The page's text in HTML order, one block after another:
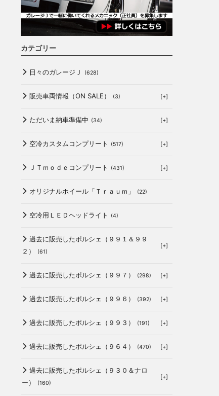
カテゴリー
日々のガレージＪ (628)
販売車両情報（ON SALE） (3) [+]
ただいま納車準備中 (34) [+]
空冷カスタムコンプリート (517) [+]
ＪＴｍｏｄｅコンプリート (431) [+]
オリジナルホイール「Ｔｒａｕｍ」 (22)
空冷用ＬＥＤヘッドライト (4)
過去に販売したポルシェ（９９１＆９９
２）
(61)
[+]
過去に販売したポルシェ（９９７） (298) [+]
過去に販売したポルシェ（９９６） (392) [+]
過去に販売したポルシェ（９９３） (191) [+]
過去に販売したポルシェ（９６４） (470) [+]
過去に販売したポルシェ（９３０＆ナロ
ー）
(160)
[+]